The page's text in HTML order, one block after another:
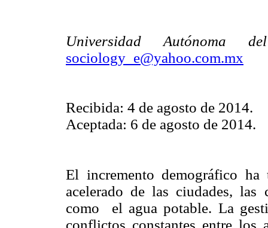
Universidad Autónoma
sociology_e@yahoo.com.mx
Recibida: 4 de agosto de 2014.
Aceptada: 6 de agosto de 2014.
El incremento demográfico
acelerado de las ciudades, las
como el agua potable. La
conflictos constantes entre los